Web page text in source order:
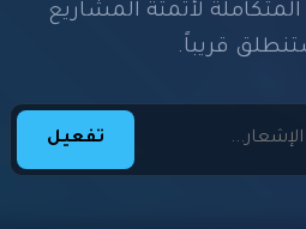
لأتمتة المشاريع
قريباً.
تفعيل